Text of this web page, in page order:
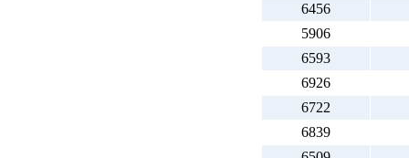
6456
5906
6593
6926
6722
6839